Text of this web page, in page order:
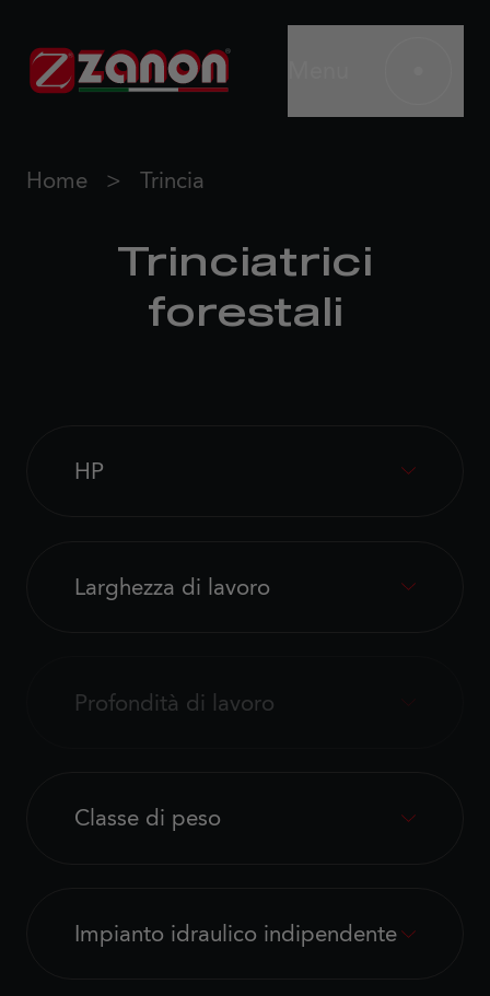
Home Trincia
Trinciatrici
forestali
HP
Larghezza di lavoro
Profondità di lavoro
Classe di peso
Impianto idraulico indipendente